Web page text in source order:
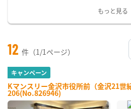
もっと見る
12 件（1/1ページ）
キャンペーン
Kマンスリー金沢市役所前（金沢21世
206(No.826946)